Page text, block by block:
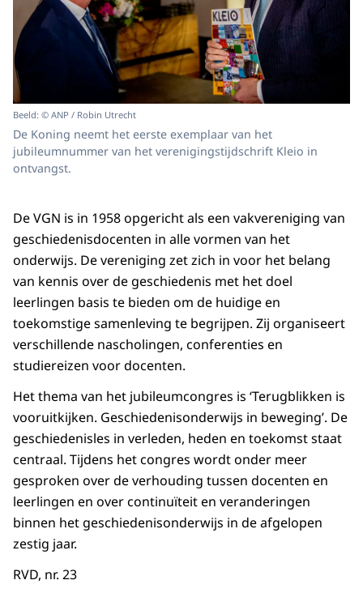
Beeld: © ANP / Robin Utrecht
De Koning neemt het eerste exemplaar van het
jubileumnummer van het verenigingstijdschrift Kleio in
ontvangst.
De VGN is in 1958 opgericht als een vakvereniging van
geschiedenisdocenten in alle vormen van het
onderwijs. De vereniging zet zich in voor het belang
van kennis over de geschiedenis met het doel
leerlingen basis te bieden om de huidige en
toekomstige samenleving te begrijpen. Zij organiseert
verschillende nascholingen, conferenties en
studiereizen voor docenten.
Het thema van het jubileumcongres is ‘Terugblikken is
vooruitkijken. Geschiedenisonderwijs in beweging’. De
geschiedenisles in verleden, heden en toekomst staat
centraal. Tijdens het congres wordt onder meer
gesproken over de verhouding tussen docenten en
leerlingen en over continuïteit en veranderingen
binnen het geschiedenisonderwijs in de afgelopen
zestig jaar.
RVD, nr. 23